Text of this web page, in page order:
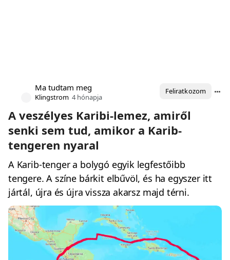
Ma tudtam meg
Klingstrom 4 hónapja
Feliratkozom
A veszélyes Karibi-lemez, amiről
senki sem tud, amikor a Karib-
tengeren nyaral
A Karib-tenger a bolygó egyik legfestőibb
tengere. A színe bárkit elbűvöl, és ha egyszer itt
jártál, újra és újra vissza akarsz majd térni.